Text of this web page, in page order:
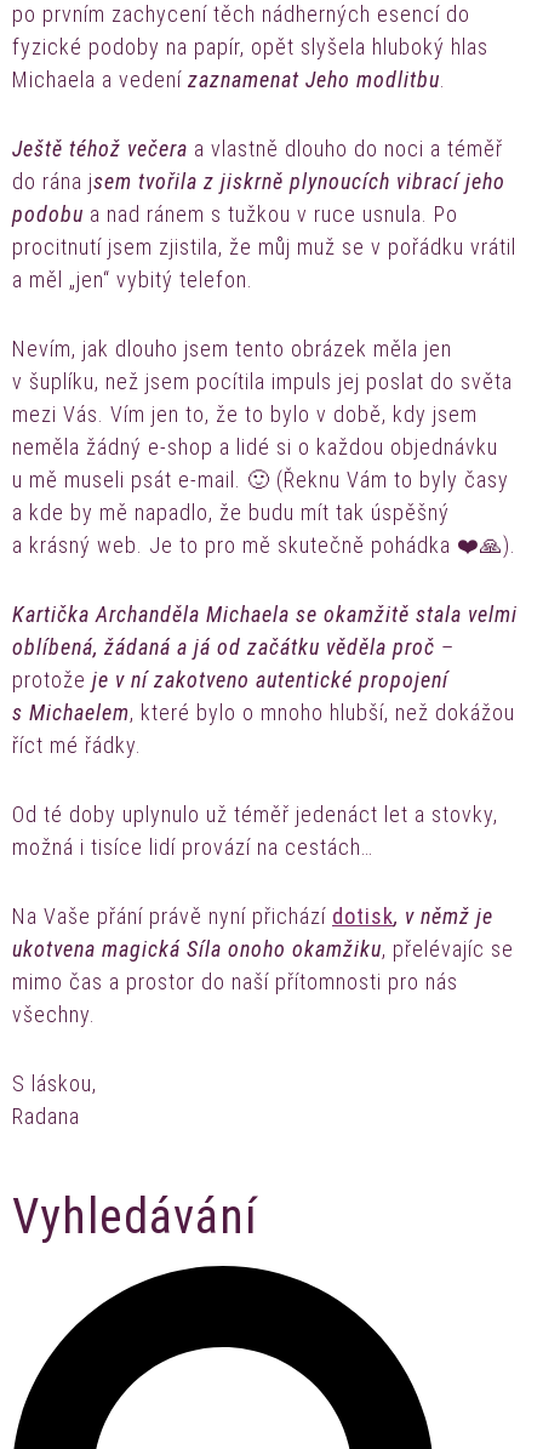
po prvním zachycení těch nádherných esencí do
fyzické podoby na papír, opět slyšela hluboký hlas
Michaela a vedení zaznamenat Jeho modlitbu
Ještě téhož večera a vlastně dlouho do noci a téměř
do rána jsem tvořila z jiskrně plynoucích vibrací jeho
podobu a nad ránem s tužkou v ruce usnula. Po
procitnutí jsem zjistila, že můj muž se v pořádku vrátil
a měl „jen“ vybitý telefon.
Nevím, jak dlouho jsem tento obrázek měla jen
v šuplíku, než jsem pocítila impuls jej poslat do světa
mezi Vás. Vím jen to, že to bylo v době, kdy jsem
neměla žádný e-shop a lidé si o každou objednávku
u mě museli psát e-mail. 🙂 (Řeknu Vám to byly časy
a kde by mě napadlo, že budu mít tak úspěšný
a krásný web. Je to pro mě skutečně pohádka ❤️🙏).
Kartička Archanděla Michaela se okamžitě stala velmi
oblíbená, žádaná a já od začátku věděla proč –
protože je v ní zakotveno autentické propojení
s Michaelem, které bylo o mnoho hlubší, než dokážou
říct mé řádky.
Od té doby uplynulo už téměř jedenáct let a stovky,
možná i tisíce lidí provází na cestách…
Na Vaše přání právě nyní přichází dotisk, v němž je
ukotvena magická Síla onoho okamžiku, přelévajíc se
mimo čas a prostor do naší přítomnosti pro nás
všechny.
S láskou,
Radana
Vyhledávání